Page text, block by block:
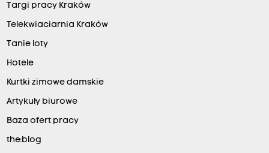
Targi pracy Kraków
Telekwiaciarnia Kraków
Tanie loty
Hotele
Kurtki zimowe damskie
Artykuły biurowe
Baza ofert pracy
the:blog